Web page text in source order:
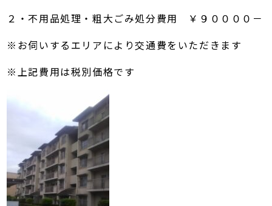
２・不用品処理・粗大ごみ処分費用 ￥９００００－
※お伺いするエリアにより交通費をいただきます
※上記費用は税別価格です